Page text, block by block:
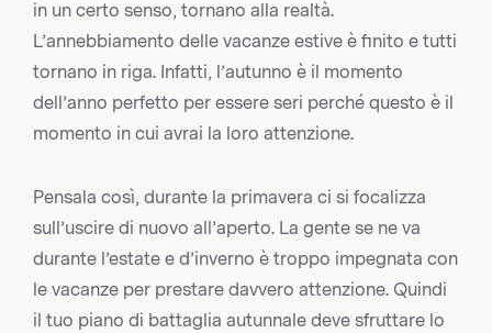
in un certo senso, tornano alla realtà.
L’annebbiamento delle vacanze estive è finito e tutti
tornano in riga. Infatti, l’autunno è il momento
dell’anno perfetto per essere seri perché questo è il
momento in cui avrai la loro attenzione.
Pensala così, durante la primavera ci si focalizza
sull’uscire di nuovo all’aperto. La gente se ne va
durante l’estate e d’inverno è troppo impegnata con
le vacanze per prestare davvero attenzione. Quindi
il tuo piano di battaglia autunnale deve sfruttare lo